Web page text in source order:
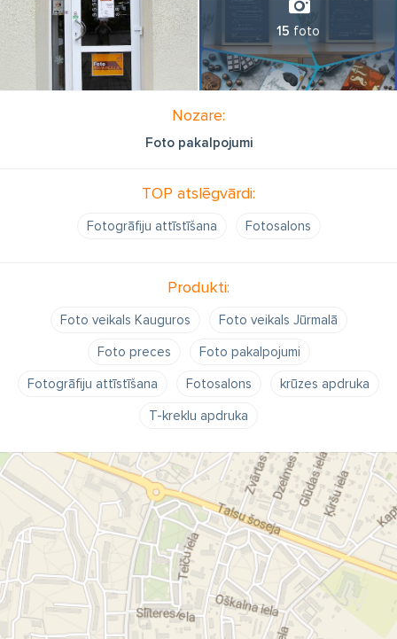
15 foto
Nozare:
Foto pakalpojumi
TOP atslēgvārdi:
Fotogrāfiju attīstīšana Fotosalons
Produkti:
Foto veikals Kauguros
Foto veikals Jūrmalā
Foto preces
Foto pakalpojumi
Fotogrāfiju attīstīšana
Fotosalons
krūzes apdruka
T-kreklu apdruka